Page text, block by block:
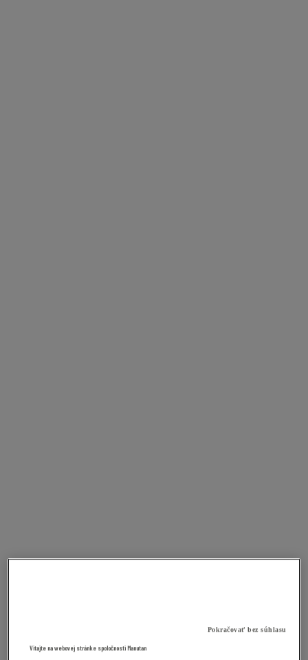
Pokračovať bez súhlasu
Vitajte na webovej stránke spoločnosti Manutan